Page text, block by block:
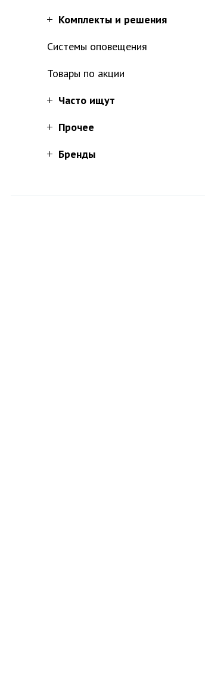
Комплекты и решения
Системы оповещения
Товары по акции
Часто ищут
Прочее
Бренды